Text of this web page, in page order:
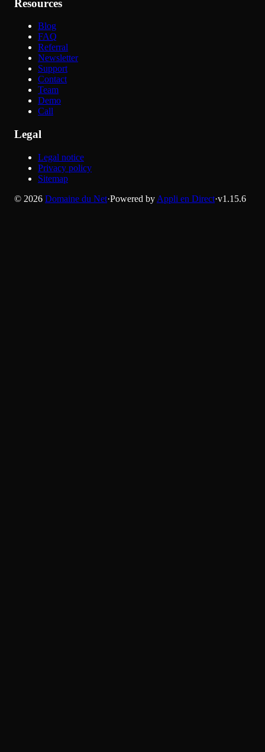
Resources
Blog
FAQ
Referral
Newsletter
Support
Contact
Team
Demo
Call
Legal
Legal notice
Privacy policy
Sitemap
© 2026 Domaine du Net·Powered by Appli en Direct·v1.15.6